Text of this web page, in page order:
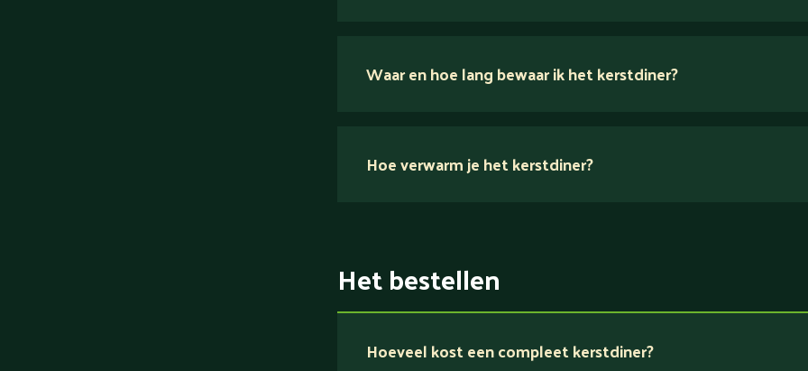
Waar en hoe lang bewaar ik het kerstdiner?
Hoe verwarm je het kerstdiner?
Het bestellen
Hoeveel kost een compleet kerstdiner?